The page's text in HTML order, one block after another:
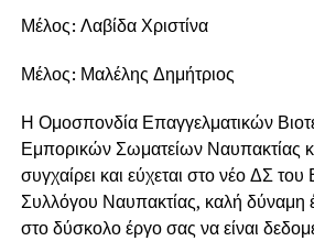
Μέλος: Λαβίδα Χριστίνα
Μέλος: Μαλέλης Δημήτριος
Η Ομοσπονδία Επαγγελματικών
Εμπορικών Σωματείων Ναυπακτίας
συγχαίρει και εύχεται στο νέο ΔΣ
Συλλόγου Ναυπακτίας, καλή δύναμη
στο δύσκολο έργο σας να είναι